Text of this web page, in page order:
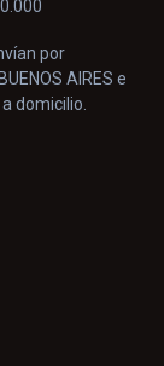
por
AIRES e
a domicilio.